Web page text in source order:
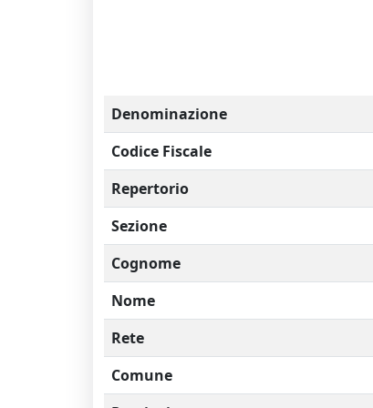
Denominazione
Codice Fiscale
Repertorio
Sezione
Cognome
Nome
Rete
Comune